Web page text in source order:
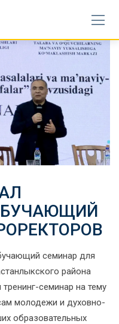
семинар для
района
семинар на тему
молодежи и духовно-
образовательных